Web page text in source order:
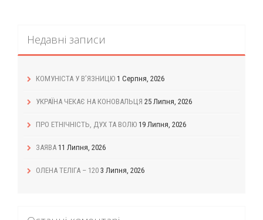
Недавні записи
КОМУНІСТА У В’ЯЗНИЦЮ 1 Серпня, 2026
УКРАЇНА ЧЕКАЄ НА КОНОВАЛЬЦЯ 25 Липня, 2026
ПРО ЕТНІЧНІСТЬ, ДУХ ТА ВОЛЮ 19 Липня, 2026
ЗАЯВА 11 Липня, 2026
ОЛЕНА ТЕЛІГА – 120 3 Липня, 2026